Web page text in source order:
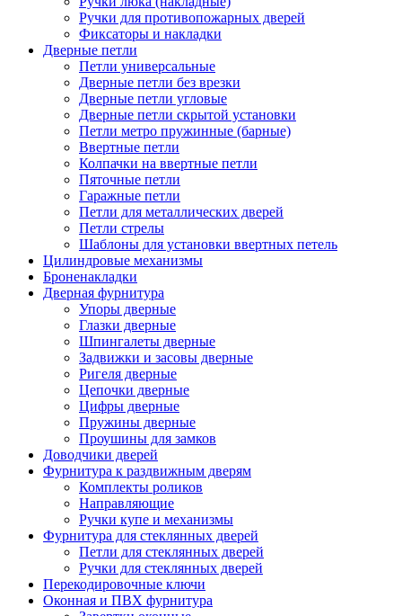
Ручки для противопожарных дверей
Фиксаторы и накладки
Дверные петли
Петли универсальные
Дверные петли без врезки
Дверные петли угловые
Дверные петли скрытой установки
Петли метро пружинные (барные)
Ввертные петли
Колпачки на ввертные петли
Пяточные петли
Гаражные петли
Петли для металлических дверей
Петли стрелы
Шаблоны для установки ввертных петель
Цилиндровые механизмы
Броненакладки
Дверная фурнитура
Упоры дверные
Глазки дверные
Шпингалеты дверные
Задвижки и засовы дверные
Ригеля дверные
Цепочки дверные
Цифры дверные
Пружины дверные
Проушины для замков
Доводчики дверей
Фурнитура к раздвижным дверям
Комплекты роликов
Направляющие
Ручки купе и механизмы
Фурнитура для стеклянных дверей
Петли для стеклянных дверей
Ручки для стеклянных дверей
Перекодировочные ключи
Оконная и ПВХ фурнитура